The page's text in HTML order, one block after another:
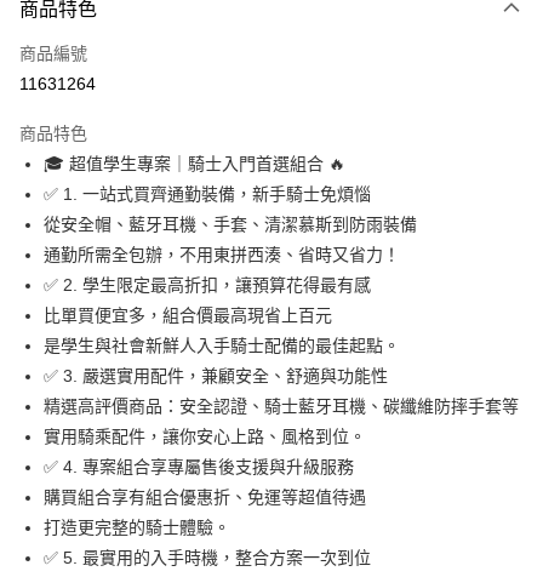
信用卡一次付款
信用卡分期付款
合作金庫商業銀行
華南商業銀行
彰化商業銀行
上海商業儲蓄銀行
台北富邦商業銀行
國泰世華商業銀行
兆豐國際商業銀行
臺灣中小企業銀行
台中商業銀行
匯豐（台灣）商業銀行
華泰商業銀行
聯邦商業銀行
遠東國際商業銀行
元大商業銀行
永豐商業銀行
玉山商業銀行
星展（台灣）商業銀行
台新國際商業銀行
中國信託商業銀行
台灣樂天信用卡公司
超商取貨付款
LINE Pay
Apple Pay
街口支付
Google Pay
大哥付你分期
相關說明
【大哥付你分期使用說明】
1.本服務由台灣大哥大提供，台灣大哥大用戶可立即使用無須另外申請。
2.付款方式選擇「大哥付你分期」，訂單成立後會自動跳轉到大哥付的交易
AFTEE先享後付
商品特色
商品編號
11631264
商品特色
🎓 超值學生專案｜騎士入門首選組合 🔥
✅ 1. 一站式買齊通勤裝備，新手騎士免煩惱
從安全帽、藍牙耳機、手套、清潔慕斯到防雨裝備
通勤所需全包辦，不用東拼西湊、省時又省力！
✅ 2. 學生限定最高折扣，讓預算花得最有感
比單買便宜多，組合價最高現省上百元
是學生與社會新鮮人入手騎士配備的最佳起點。
✅ 3. 嚴選實用配件，兼顧安全、舒適與功能性
精選高評價商品：安全認證、騎士藍牙耳機、碳纖維防摔手套等
實用騎乘配件，讓你安心上路、風格到位。
✅ 4. 專案組合享專屬售後支援與升級服務
購買組合享有組合優惠折、免運等超值待遇
打造更完整的騎士體驗。
✅ 5. 最實用的入手時機，整合方案一次到位